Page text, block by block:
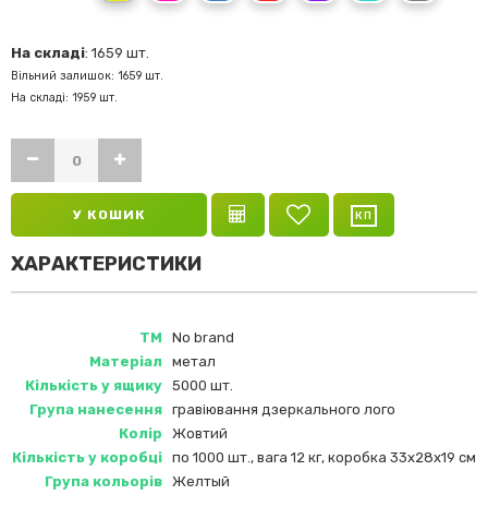
На складі: 1659 шт.
Вільний залишок: 1659 шт.
На складі: 1959 шт.
У КОШИК
ХАРАКТЕРИСТИКИ
ТМ
No brand
Матеріал
метал
Кількість у ящику 5000 шт.
Група нанесення гравіювання дзеркального лого
Колір
Жовтий
Кількість у коробці по 1000 шт., вага 12 кг, коробка 33x28x19 см
Група кольорів Желтый